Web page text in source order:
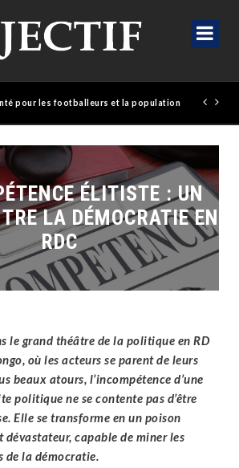
pour les footballeurs et la population
ÉLITISTE : UN
LA DÉMOCRATIE EN
RDC
le grand théâtre de la politique en RD
où les acteurs se parent de leurs
beaux atours, l’incompétence d’une
politique ne se contente pas d’être
Elle se transforme en un poison
capable de miner les
de la démocratie.